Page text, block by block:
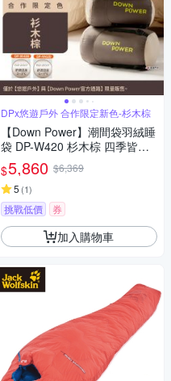
DPx悠遊戶外 合作限定新色-杉木棕
【Down Power】潮間袋羽絨睡
袋 DP-W420 杉木棕 四季皆宜
車露 登山 露營 悠遊戶外
$5,860 $6,369
5 (1)
挑戰低價 券
加入購物車